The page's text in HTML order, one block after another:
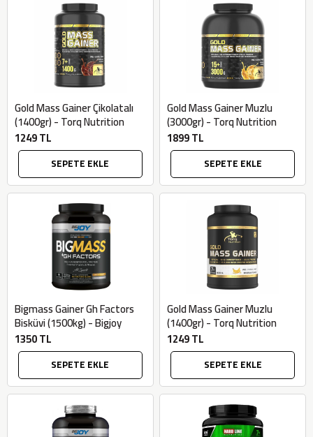
Gold Mass Gainer Çikolatalı
(1400gr) - Torq Nutrition
1249 TL
SEPETE EKLE
Gold Mass Gainer Muzlu
(3000gr) - Torq Nutrition
1899 TL
SEPETE EKLE
Bigmass Gainer Gh Factors
Bisküvi (1500kg) - Bigjoy
1350 TL
SEPETE EKLE
Gold Mass Gainer Muzlu
(1400gr) - Torq Nutrition
1249 TL
SEPETE EKLE